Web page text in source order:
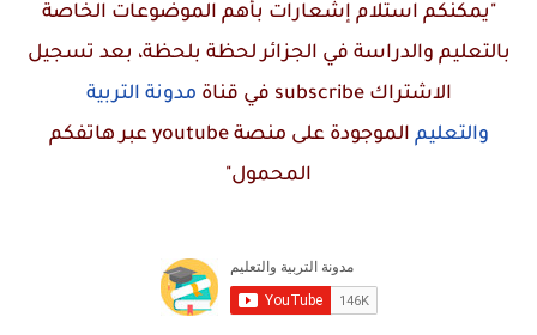
"يمكنكم استلام إشعارات بأهم الموضوعات الخاصة
بالتعليم والدراسة في الجزائر لحظة بلحظة، بعد تسجيل
الاشتراكsubscribe في قناة مدونة التربية
والتعليم الموجودة على منصةyoutube عبر هاتفكم
المحمول"